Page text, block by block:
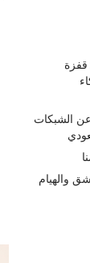
العملاق شاهين 3: قفزة
الشبكات
والهيام